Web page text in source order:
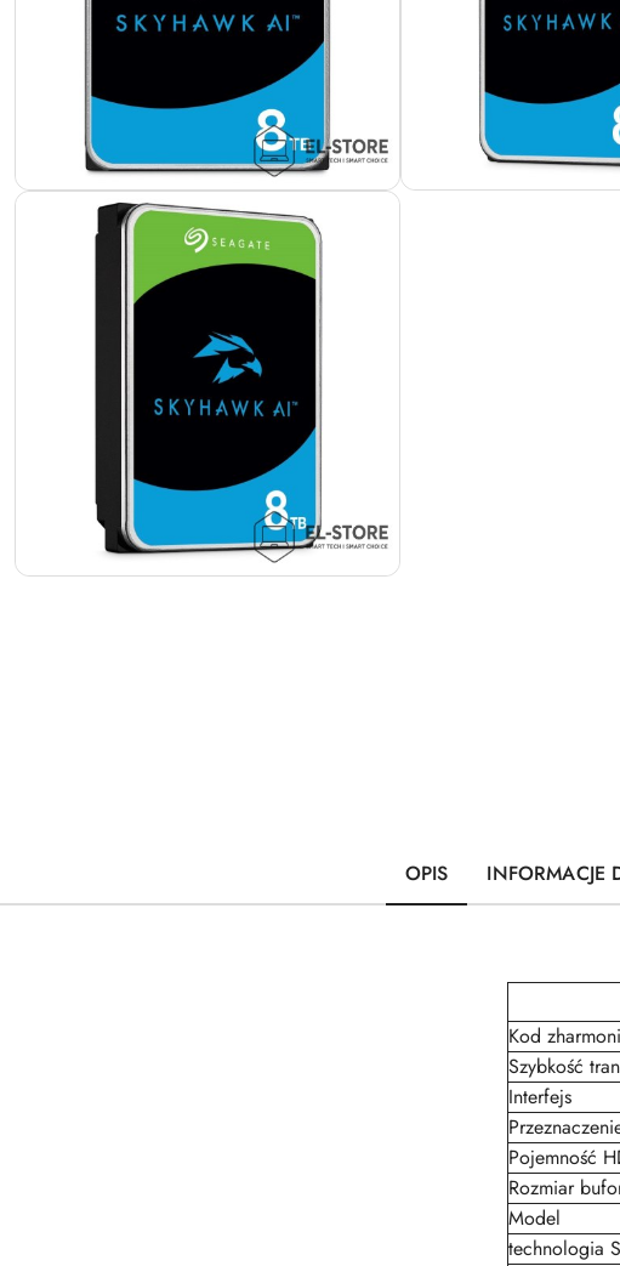
OPIS INFORMACJE
Kod
Szybkość
Interfejs
Pojemność
Rozmiar
Model
technologia